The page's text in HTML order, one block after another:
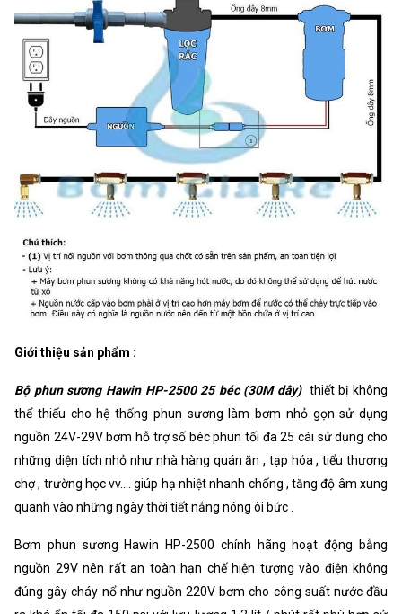
Giới thiệu sản phẩm :
Bộ phun sương Hawin HP-2500 25 béc (30M dây) thiết bị không
thể thiếu cho hệ thống phun sương làm bơm nhỏ gọn sử dụng
nguồn 24V-29V bơm hỗ trợ số béc phun tối đa 25 cái sử dụng cho
những diện tích nhỏ như nhà hàng quán ăn , tạp hóa , tiểu thương
chợ , trường học vv.... giúp hạ nhiệt nhanh chống , tăng độ âm xung
quanh vào những ngày thời tiết nắng nóng ôi bức .
Bơm phun sương Hawin HP-2500 chính hãng hoạt động bằng
nguồn 29V nên rất an toàn hạn chế hiện tượng vào điện không
đúng gây cháy nổ như nguồn 220V bơm cho công suất nước đầu